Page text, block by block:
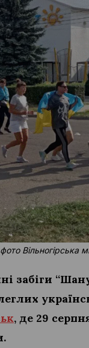
Вільногірська
забіги
, де 29